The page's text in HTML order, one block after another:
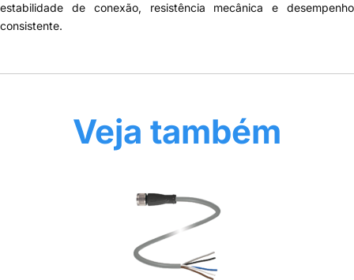
estabilidade de conexão, resistência mecânica e desempenho
consistente.
Veja também